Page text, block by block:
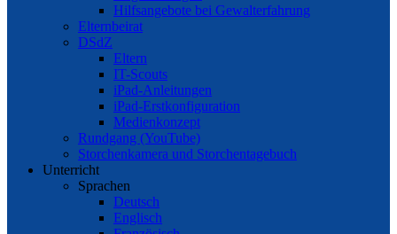
Hilfsangebote bei Gewalterfahrung
Elternbeirat
DSdZ
Eltern
IT-Scouts
iPad-Anleitungen
iPad-Erstkonfiguration
Medienkonzept
Rundgang (YouTube)
Storchenkamera und Storchentagebuch
Unterricht
Sprachen
Deutsch
Englisch